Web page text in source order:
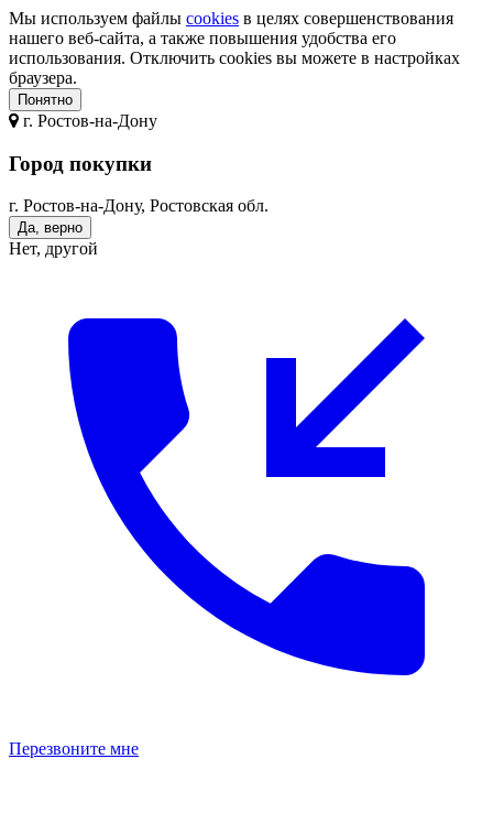
Мы используем файлы cookies в целях совершенствования
нашего веб-сайта, а также повышения удобства его
использования. Отключить cookies вы можете в настройках
браузера.
Понятно
г. Ростов-на-Дону
Город покупки
г. Ростов-на-Дону, Ростовская обл.
Да, верно
Нет, другой
Перезвоните мне